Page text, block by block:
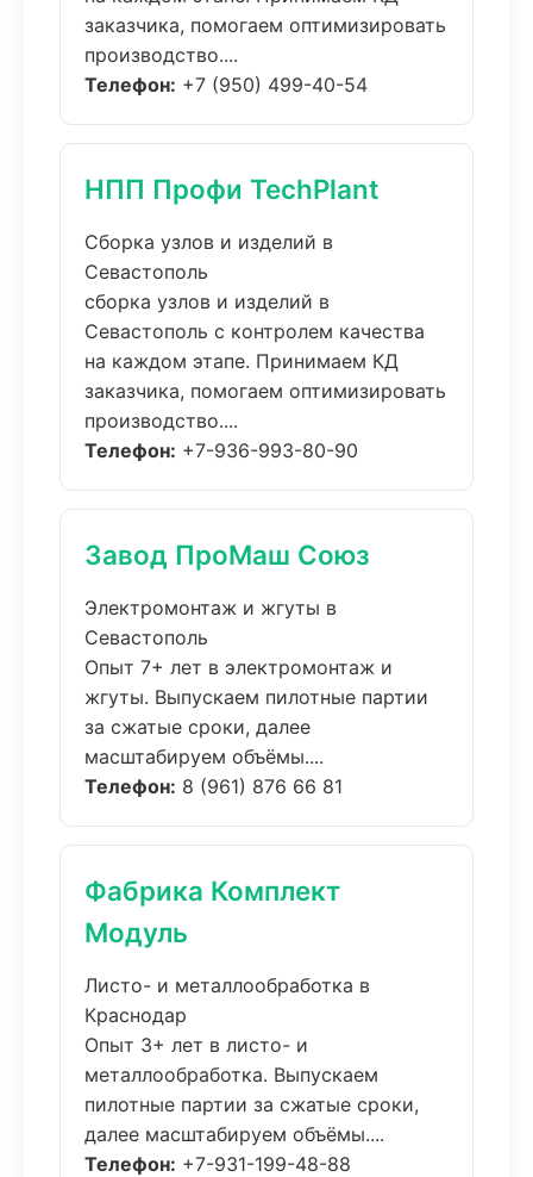
заказчика, помогаем оптимизировать
производство....
Телефон: +7 (950) 499-40-54
НПП Профи TechPlant
Сборка узлов и изделий в
Севастополь
сборка узлов и изделий в
Севастополь с контролем качества
на каждом этапе. Принимаем КД
заказчика, помогаем оптимизировать
производство....
Телефон: +7-936-993-80-90
Завод ПроМаш Союз
Электромонтаж и жгуты в
Севастополь
Опыт 7+ лет в электромонтаж и
жгуты. Выпускаем пилотные партии
за сжатые сроки, далее
масштабируем объёмы....
Телефон: 8 (961) 876 66 81
Фабрика Комплект
Модуль
Листо- и металлообработка в
Краснодар
Опыт 3+ лет в листо- и
металлообработка. Выпускаем
пилотные партии за сжатые сроки,
далее масштабируем объёмы....
Телефон: +7-931-199-48-88